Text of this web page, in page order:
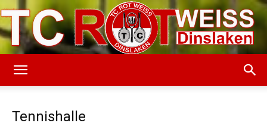
Tennishalle